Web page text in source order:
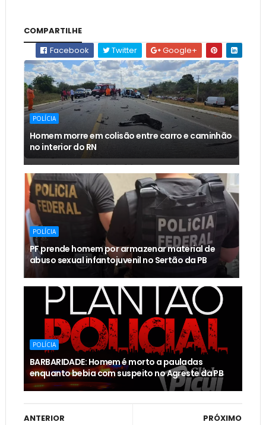
COMPARTILHE
Facebook
Twitter Google+
POLÍCIA
Homem morre em colisão entre carro e caminhão
no interior do RN
POLÍCIA
PF prende homem por armazenar material de
abuso sexual infantojuvenil no Sertão da PB
POLÍCIA
BARBARIDADE: Homem é morto a pauladas
enquanto bebia com suspeito no Agreste da PB
PRÓXIMO
ANTERIOR